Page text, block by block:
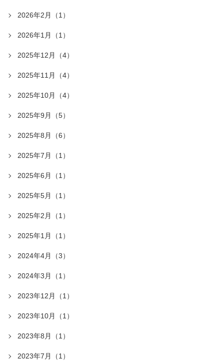
2026年2月（1）
2026年1月（1）
2025年12月（4）
2025年11月（4）
2025年10月（4）
2025年9月（5）
2025年8月（6）
2025年7月（1）
2025年6月（1）
2025年5月（1）
2025年2月（1）
2025年1月（1）
2024年4月（3）
2024年3月（1）
2023年12月（1）
2023年10月（1）
2023年8月（1）
2023年7月（1）